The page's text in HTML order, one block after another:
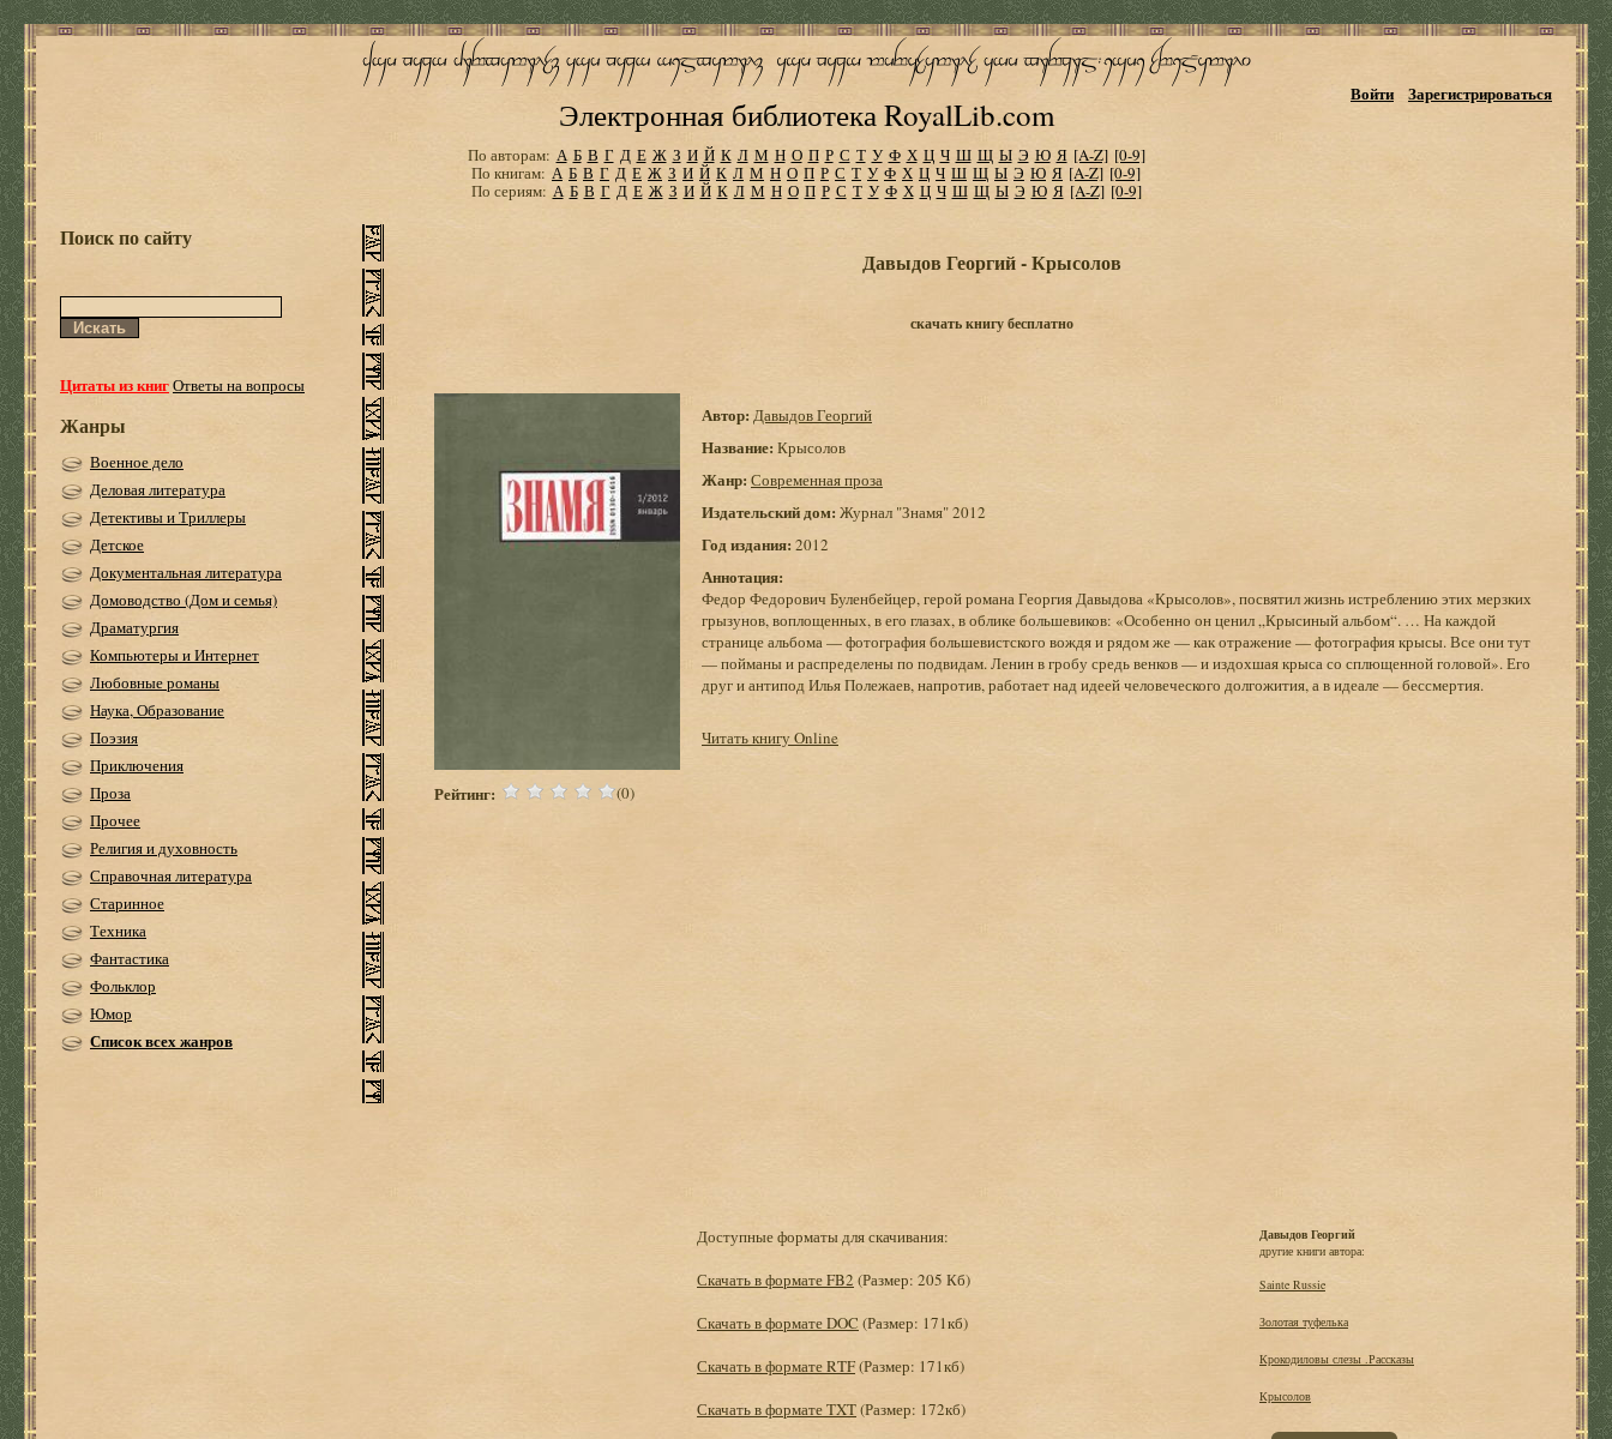
Электронная библиотека RoyalLib.com
Войти Зарегистрироваться
По авторам: А Б В Г Д Е Ж З И Й К Л М Н О П Р С Т У Ф Х Ц Ч Ш Щ Ы Э Ю Я [A-Z] [0-9]
По книгам: А Б В Г Д Е Ж З И Й К Л М Н О П Р С Т У Ф Х Ц Ч Ш Щ Ы Э Ю Я [A-Z] [0-9]
По сериям: А Б В Г Д Е Ж З И Й К Л М Н О П Р С Т У Ф Х Ц Ч Ш Щ Ы Э Ю Я [A-Z] [0-9]
Поиск по сайту
Цитаты из книгОтветы на вопросы
Жанры
Военное дело
Деловая литература
Детективы и Триллеры
Детское
Документальная литература
Домоводство (Дом и семья)
Драматургия
Компьютеры и Интернет
Любовные романы
Наука, Образование
Поэзия
Приключения
Проза
Прочее
Религия и духовность
Справочная литература
Старинное
Техника
Фантастика
Фольклор
Юмор
Список всех жанров
Давыдов Георгий - Крысолов
скачать книгу бесплатно
Рейтинг: (0)
Автор: Давыдов Георгий
Название: Крысолов
Жанр: Современная проза
Издательский дом: Журнал "Знамя" 2012
Год издания: 2012
Аннотация:
Федор Федорович Буленбейцер, герой романа Георгия Давыдова «Крысолов», посвятил жизнь истреблению этих мерзких
грызунов, воплощенных, в его глазах, в облике большевиков: «Особенно он ценил „Крысиный альбом“. … На каждой
странице альбома — фотография большевистского вождя и рядом же — как отражение — фотография крысы. Все они тут
— пойманы и распределены по подвидам. Ленин в гробу средь венков — и издохшая крыса со сплющенной головой». Его
друг и антипод Илья Полежаев, напротив, работает над идеей человеческого долгожития, а в идеале — бессмертия.
Читать книгу Online
Доступные форматы для скачивания:
Скачать в формате FB2 (Размер: 205 Кб)
Скачать в формате DOC (Размер: 171кб)
Скачать в формате RTF(Размер: 171кб)
Скачать в формате TXT(Размер: 172кб)
Давыдов Георгий
другие книги автора:
Sainte Russie
Золотая туфелька
Крокодиловы слезы .Рассказы
Крысолов